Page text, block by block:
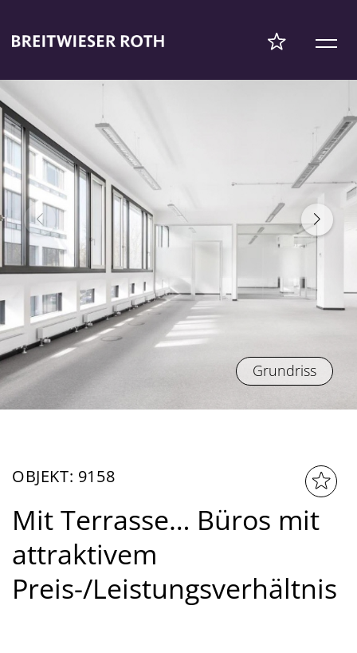
Grundriss
OBJEKT: 9158
Mit Terrasse… Büros mit
attraktivem
Preis-/Leistungsverhältnis